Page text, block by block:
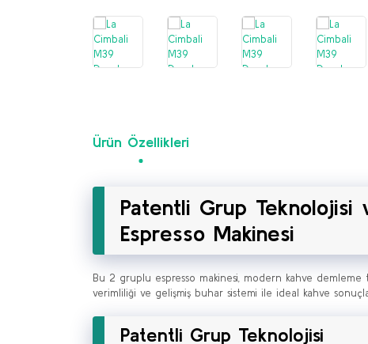
Ürün Özellikleri
Patentli Grup
Espresso Makinesi
Bu 2 gruplu espresso makinesi, modern kahve
verimliliği ve gelişmiş buhar sistemi ile ideal kahve
Patentli Grup Teknolojisi